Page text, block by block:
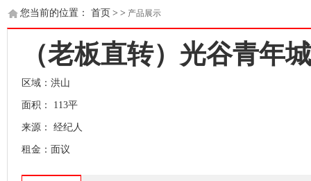
您当前的位置： 首页 > > 产品展示
（老板直转）光谷青年
区域：洪山
面积： 113平
来源： 经纪人
租金：面议